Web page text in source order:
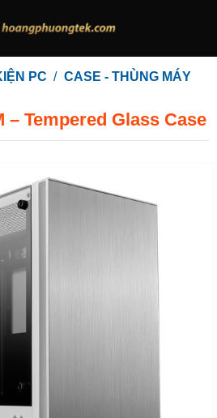
PC / CASE - THÙNG MÁY
Tempered Glass Case